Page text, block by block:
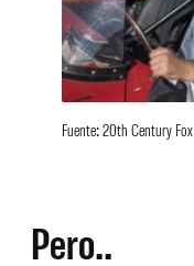
Fuente: 20th Century Fox
Pero..